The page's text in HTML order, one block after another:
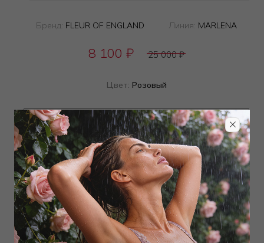
Бренд: FLEUR OF ENGLAND Линия: MARLENA
8 100 ₽ 25 000₽
Цвет: Розовый
Определить размер
Наличие в магазинах
ТОВАР РАСПРОДАН